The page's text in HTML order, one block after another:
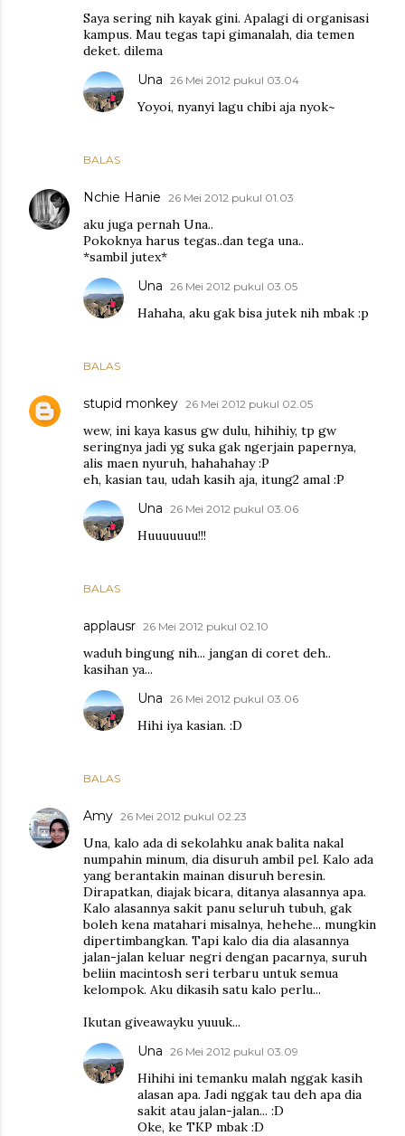
Saya sering nih kayak gini. Apalagi di organisasi
kampus. Mau tegas tapi gimanalah, dia temen
deket. dilema
BALAS
Una 26 Mei 2012 pukul 03.04
Yoyoi, nyanyi lagu chibi aja nyok~
Nchie Hanie 26 Mei 2012 pukul 01.03
aku juga pernah Una..
Pokoknya harus tegas..dan tega una..
*sambil jutex*
BALAS
Una 26 Mei 2012 pukul 03.05
Hahaha, aku gak bisa jutek nih mbak :p
stupid monkey 26 Mei 2012 pukul 02.05
wew, ini kaya kasus gw dulu, hihihiy, tp gw
seringnya jadi yg suka gak ngerjain papernya,
alis maen nyuruh, hahahahay :P
eh, kasian tau, udah kasih aja, itung2 amal :P
BALAS
Una 26 Mei 2012 pukul 03.06
Huuuuuuu!!!
applausr 26 Mei 2012 pukul 02.10
waduh bingung nih... jangan di coret deh..
kasihan ya...
BALAS
Una 26 Mei 2012 pukul 03.06
Hihi iya kasian. :D
Amy 26 Mei 2012 pukul 02.23
Una, kalo ada di sekolahku anak balita nakal
numpahin minum, dia disuruh ambil pel. Kalo ada
yang berantakin mainan disuruh beresin.
Dirapatkan, diajak bicara, ditanya alasannya apa.
Kalo alasannya sakit panu seluruh tubuh, gak
boleh kena matahari misalnya, hehehe... mungkin
dipertimbangkan. Tapi kalo dia dia alasannya
jalan-jalan keluar negri dengan pacarnya, suruh
beliin macintosh seri terbaru untuk semua
kelompok. Aku dikasih satu kalo perlu...
Ikutan giveawayku yuuuk...
Una 26 Mei 2012 pukul 03.09
Hihihi ini temanku malah nggak kasih
alasan apa. Jadi nggak tau deh apa dia
sakit atau jalan-jalan... :D
Oke, ke TKP mbak :D